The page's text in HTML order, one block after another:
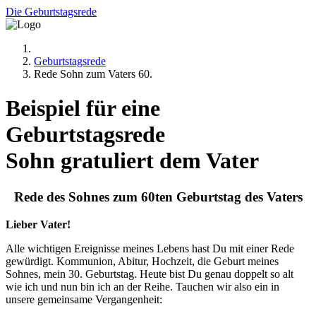
Die Geburtstagsrede
Geburtstagsrede
Rede Sohn zum Vaters 60.
Beispiel für eine
Geburtstagsrede
Sohn gratuliert dem Vater
Rede des Sohnes zum 60ten Geburtstag des Vaters
Lieber Vater!
Alle wichtigen Ereignisse meines Lebens hast Du mit einer Rede
gewürdigt. Kommunion, Abitur, Hochzeit, die Geburt meines
Sohnes, mein 30. Geburtstag. Heute bist Du genau doppelt so alt
wie ich und nun bin ich an der Reihe. Tauchen wir also ein in
unsere gemeinsame Vergangenheit: